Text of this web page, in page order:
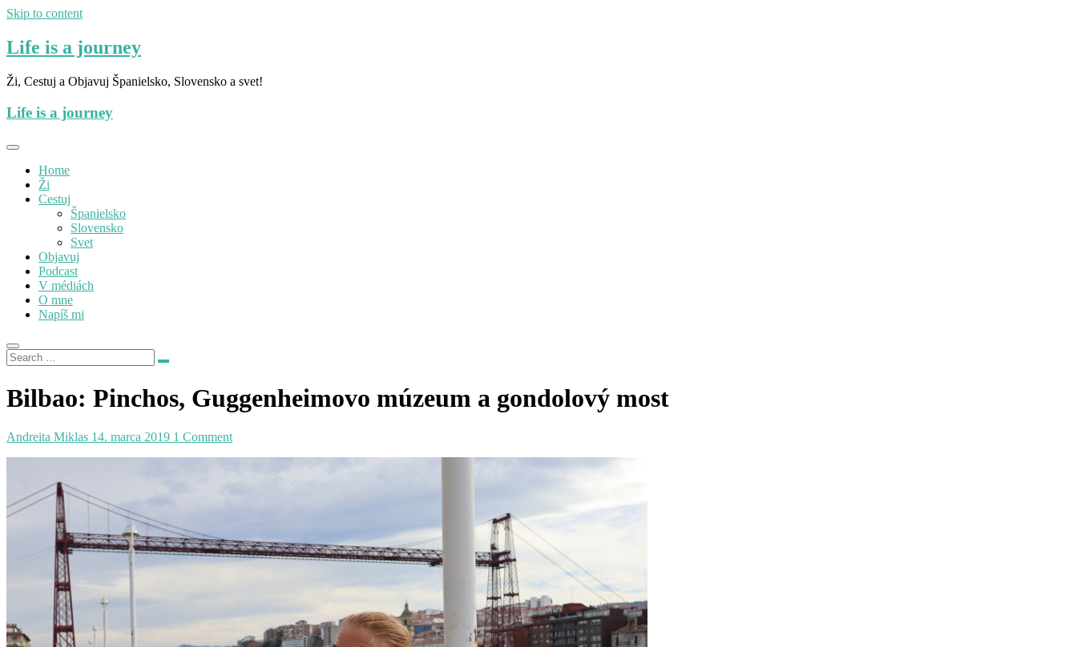
Skip to content
Life is a journey
Ži, Cestuj a Objavuj Španielsko, Slovensko a svet!
Life is a journey
Home
Ži
Cestuj
Španielsko
Slovensko
Svet
Objavuj
Podcast
V médiách
O mne
Napíš mi
Bilbao: Pinchos, Guggenheimovo múzeum a gondolový most
Andreita Miklas 14. marca 2019 1 Comment